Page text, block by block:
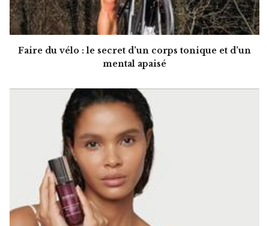
Faire du vélo : le secret d’un corps tonique et d’un
mental apaisé